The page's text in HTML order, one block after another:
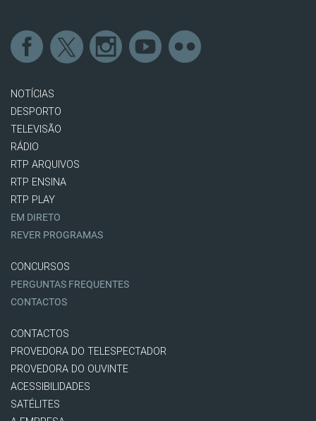
NOTÍCIAS
DESPORTO
TELEVISÃO
RÁDIO
RTP ARQUIVOS
RTP ENSINA
RTP PLAY
EM DIRETO
REVER PROGRAMAS
CONCURSOS
PERGUNTAS FREQUENTES
CONTACTOS
CONTACTOS
PROVEDORA DO TELESPECTADOR
PROVEDORA DO OUVINTE
ACESSIBILIDADES
SATÉLITES